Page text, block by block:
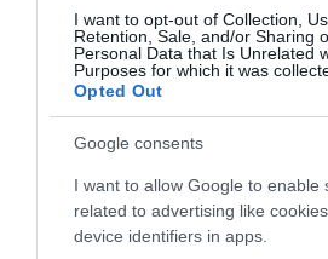
I want to opt-out of Collection,
Retention, Sale, and/or Sharing
Personal Data that Is Unrelated
Purposes for which it was
Opted Out
Google consents
I want to allow Google to enable
related to advertising like
device identifiers in apps.
Bonaccini e il mito delle
l’antifascismo copia il
6 Agosto 2026